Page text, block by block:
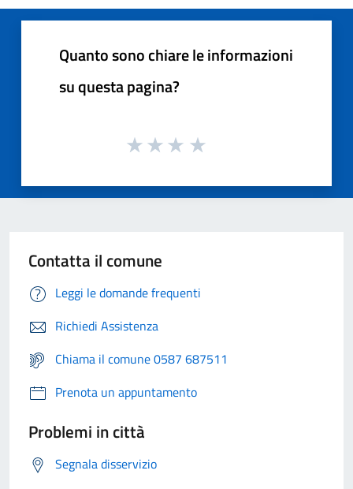
Quanto sono chiare le informazioni
su questa pagina?
Contatta il comune
Leggi le domande frequenti
Richiedi Assistenza
Chiama il comune 0587 687511
Prenota un appuntamento
Problemi in città
Segnala disservizio